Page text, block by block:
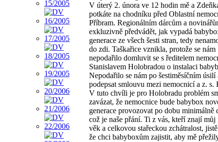
V úterý 2. února ve 12 hodin mě a
potkáte na chodníku před Oblastní
Příbram. Regionálním dárcům a
exkluzivně předvádět, jak vypadá
generace ze všech šesti stran, tedy
do zdi. Taškařice vznikla, protože se nám
nepodařilo domluvit se s ředitelem
Stanislavem Holobradou o instalaci
Nepodařilo se nám po šestiměsíčním úsilí
podepsat smlouvu mezi nemocnicí a z. s.
V tuto chvíli je pro Holobradu problém
zavázat, že nemocnice bude babybox
generace provozovat po dobu minimálně
což je naše přání. Ti z vás, kteří znají
věk a celkovou stařeckou zchátralost,
že chci babyboxům zajistit, aby mě